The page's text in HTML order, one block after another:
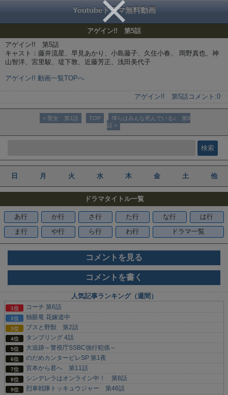
Youtubeドラマ無料動画
アゲイン!! 第5話
アゲイン!! 第5話
キャスト：藤井流星、早見あかり、小島藤子、久住小春、 岡野真也、神
山智洋、宮里駿、堤下敦、近藤芳正、浅田美代子
アゲイン!! 動画一覧TOPへ
アゲイン!! 第5話 コメント:0
< 聖女 第1話 TOP
僕らはみんな死んでいる♪ 第8
話 >
日 月 火 水 木 金 土 他
ドラマタイトル一覧
あ行 か行 さ行 た行 な行
は行
ま行
や行 ら行 わ行 ドラマ一覧
コメントを見る
コメントを書く
人気記事ランキング（週間）
コーチ 第6話
独眼竜 花嫁道中
ブスと野獣 第2話
タンブリング 4話
大追跡～警視庁SSBC強行犯係～
のだめカンタービレSP 第1夜
宮本から君へ 第11話
シンデレラはオンライン中！ 第8話
烈車戦隊トッキュウジャー 第46話